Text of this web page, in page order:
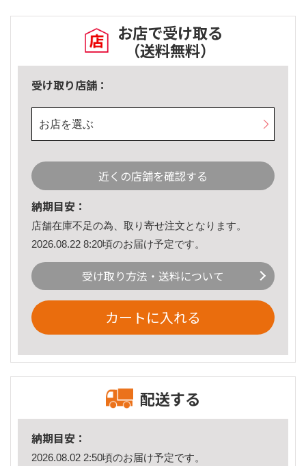
お店で受け取る
（送料無料）
受け取り店舗：
お店を選ぶ
近くの店舗を確認する
納期目安：
店舗在庫不足の為、取り寄せ注文となります。
2026.08.22 8:20頃のお届け予定です。
受け取り方法・送料について
カートに入れる
配送する
納期目安：
2026.08.02 2:50頃のお届け予定です。